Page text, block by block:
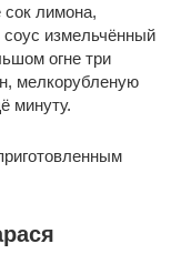
сок лимона,
соус измельчённый
огне три
мелкорубленую
минуту.